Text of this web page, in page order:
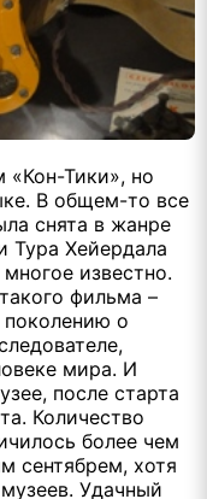
Тики», но
В общем-то все
снята в жанре
Тура Хейердала
известно.
фильма –
о
мира. И
после старта
Количество
более чем
сентябрем, хотя
Удачный